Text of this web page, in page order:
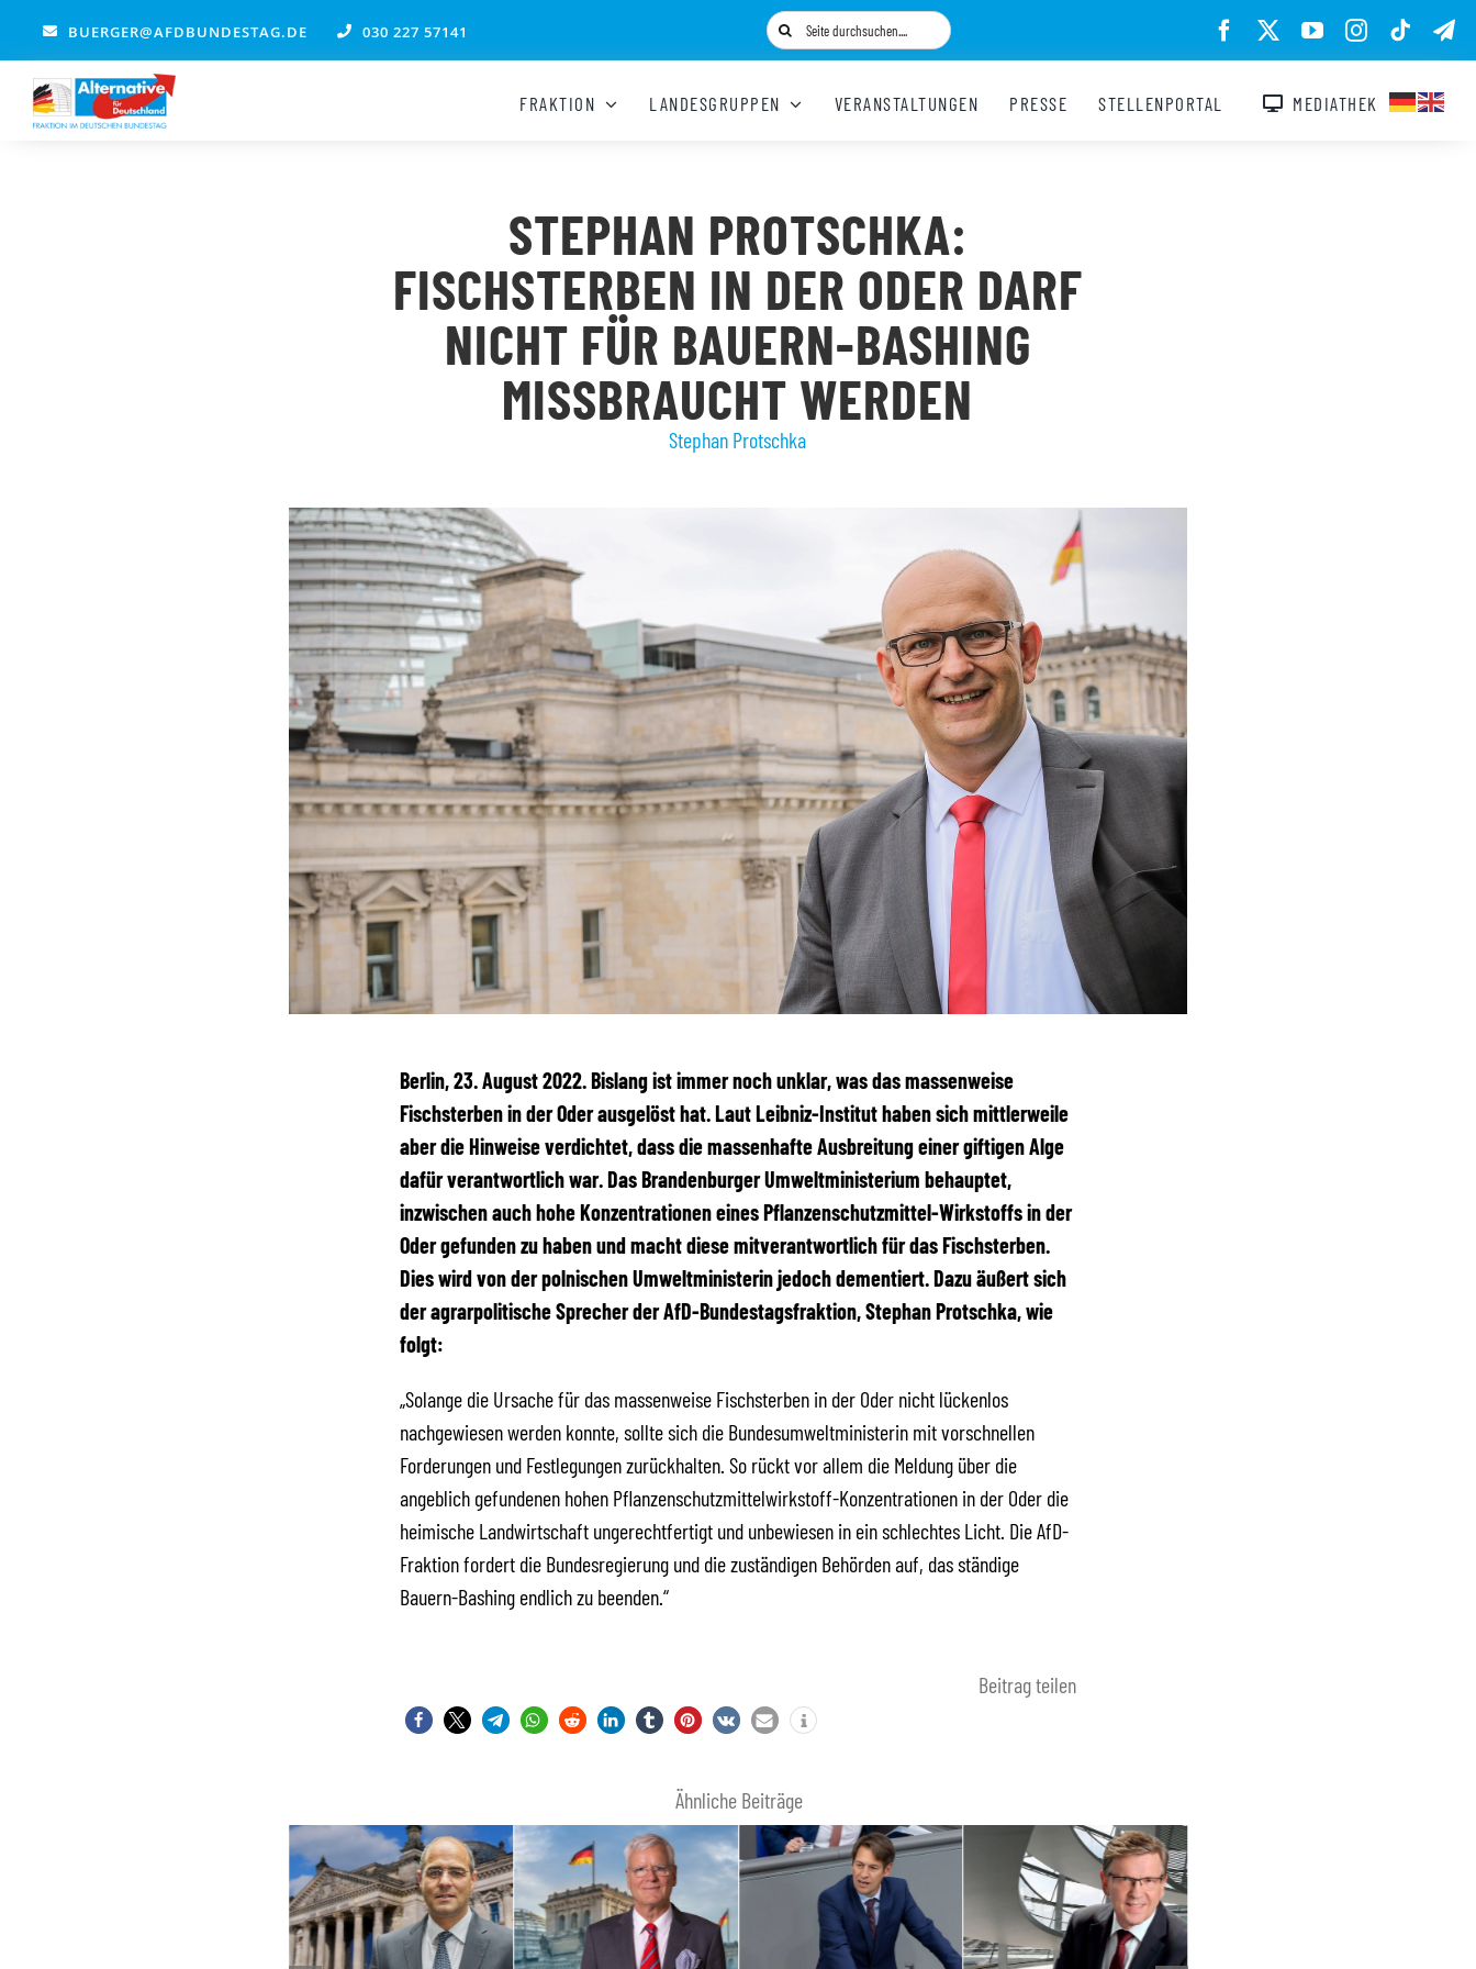
springen
BUERGER@AFDBUNDESTAG.DE 030 227 57141
Suche
nach:
FRAKTION LANDESGRUPPEN VERANSTALTUNGEN PRESSE STELLENPORTAL MEDIATHEK
STEPHAN PROTSCHKA:
FISCHSTERBEN IN DER ODER DARF
NICHT FÜR BAUERN-BASHING
MISSBRAUCHT WERDEN
Stephan Protschka
Berlin, 23. August 2022.Bislang ist immer noch unklar, was das massenweise
Fischsterben in der Oder ausgelöst hat. Laut Leibniz-Institut haben sich mittlerweile
aber die Hinweise verdichtet, dass die massenhafte Ausbreitung einer giftigen Alge
dafür verantwortlich war. Das Brandenburger Umweltministerium behauptet,
inzwischen auch hohe Konzentrationen eines Pflanzenschutzmittel-Wirkstoffs in der
Oder gefunden zu haben und macht diese mitverantwortlich für das Fischsterben.
Dies wird von der polnischen Umweltministerin jedoch dementiert. Dazu äußert sich
der agrarpolitische Sprecher der AfD-Bundestagsfraktion, Stephan Protschka, wie
folgt:
„Solange die Ursache für das massenweise Fischsterben in der Oder nicht lückenlos
nachgewiesen werden konnte, sollte sich die Bundesumweltministerin mit vorschnellen
Forderungen und Festlegungen zurückhalten. So rückt vor allem die Meldung über die
angeblich gefundenen hohen Pflanzenschutzmittelwirkstoff-Konzentrationen in der Oder die
heimische Landwirtschaft ungerechtfertigt und unbewiesen in ein schlechtes Licht. Die AfD-
Fraktion fordert die Bundesregierung und die zuständigen Behörden auf, das ständige
Bauern-Bashing endlich zu beenden.“
Beitrag teilen
Ähnliche Beiträge